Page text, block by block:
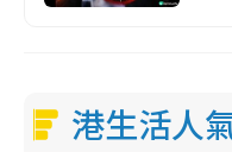
港生活人